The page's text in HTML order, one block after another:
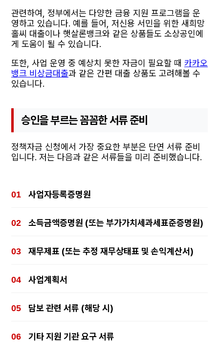
관련하여, 정부에서는 다양한 금융 지원 프로그램을 운
영하고 있습니다. 예를 들어, 저신용 서민을 위한 새희망
홀씨 대출이나 햇살론뱅크와 같은 상품들도 소상공인에
게 도움이 될 수 있습니다.
또한, 사업 운영 중 예상치 못한 자금이 필요할 때 카카오
뱅크 비상금대출과 같은 간편 대출 상품도 고려해볼 수
있습니다.
승인을 부르는 꼼꼼한 서류 준비
정책자금 신청에서 가장 중요한 부분은 단연 서류 준비
입니다. 저는 다음과 같은 서류들을 미리 준비했습니다.
사업자등록증명원
소득금액증명원 (또는 부가가치세과세표준증명원)
재무제표 (또는 추정 재무상태표 및 손익계산서)
사업계획서
담보 관련 서류 (해당 시)
기타 지원 기관 요구 서류